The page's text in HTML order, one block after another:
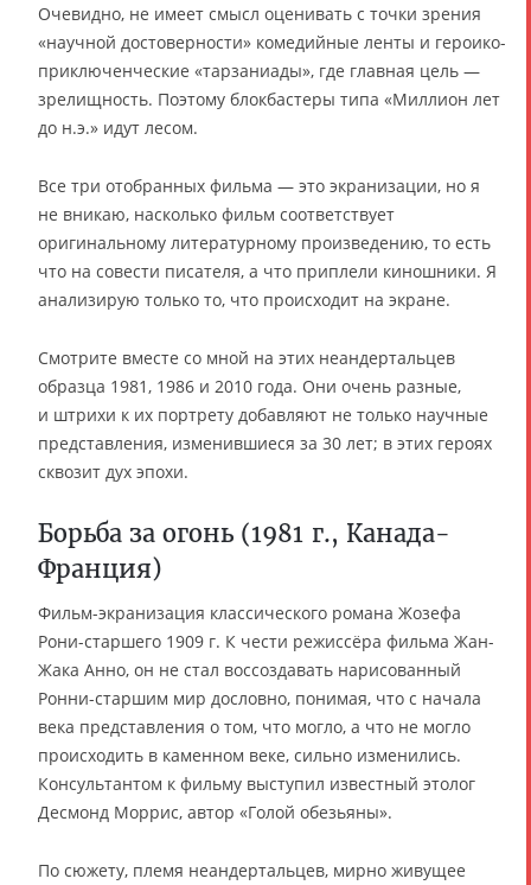
Очевидно, не имеет смысл оценивать с точки зрения
«научной достоверности» комедийные ленты и героико-
приключенческие «тарзаниады», где главная цель —
зрелищность. Поэтому блокбастеры типа «Миллион лет
до н.э.» идут лесом.
Все три отобранных фильма — это экранизации, но я
не вникаю, насколько фильм соответствует
оригинальному литературному произведению, то есть
что на совести писателя, а что приплели киношники. Я
анализирую только то, что происходит на экране.
Смотрите вместе со мной на этих неандертальцев
образца 1981, 1986 и 2010 года. Они очень разные,
и штрихи к их портрету добавляют не только научные
представления, изменившиеся за 30 лет; в этих героях
сквозит дух эпохи.
Борьба за огонь (1981 г., Канада-
Франция)
Фильм-экранизация классического романа Жозефа
Рони-старшего 1909 г. К чести режиссёра фильма Жан-
Жака Анно, он не стал воссоздавать нарисованный
Ронни-старшим мир дословно, понимая, что с начала
века представления о том, что могло, а что не могло
происходить в каменном веке, сильно изменились.
Консультантом к фильму выступил известный этолог
Десмонд Моррис, автор «Голой обезьяны».
По сюжету, племя неандертальцев, мирно живущее